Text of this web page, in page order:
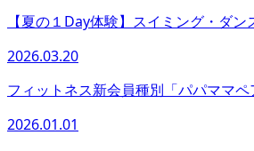
【夏の１Day体験】スイミング・ダ
2026.03.20
フィットネス新会員種別「パパママ
2026.01.01